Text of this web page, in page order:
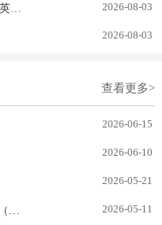
2026-08-03
2026-08-03
查看更多>
2026-06-15
2026-06-10
2026-05-21
2026-05-11